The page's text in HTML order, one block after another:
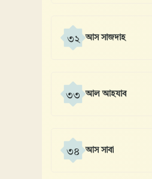
৩২ আস সাজদাহ
৩৩ আল আহযাব
৩৪ আস সাবা